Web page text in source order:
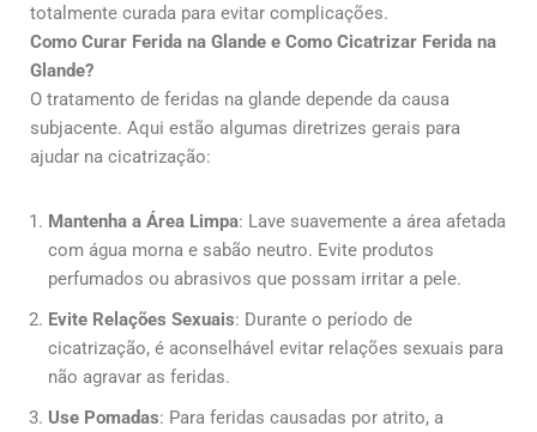
totalmente curada para evitar complicações.
Como Curar Ferida na Glande e Como Cicatrizar Ferida na
Glande?
O tratamento de feridas na glande depende da causa
subjacente. Aqui estão algumas diretrizes gerais para
ajudar na cicatrização:
Mantenha a Área Limpa: Lave suavemente a área afetada
com água morna e sabão neutro. Evite produtos
perfumados ou abrasivos que possam irritar a pele.
Evite Relações Sexuais: Durante o período de
cicatrização, é aconselhável evitar relações sexuais para
não agravar as feridas.
Use Pomadas: Para feridas causadas por atrito, a